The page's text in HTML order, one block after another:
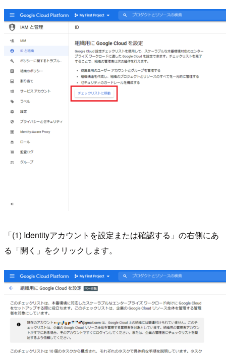
「(1) Identityアカウントを設定または確認する」の右側にあ
る「開く」をクリックします。